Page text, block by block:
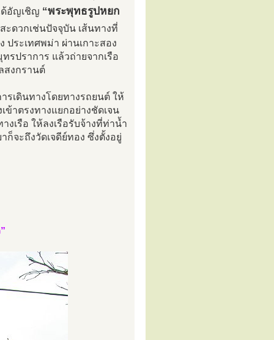
ด้อัญเชิญ “พระพุทธรูปหยก
ะดวกเช่นปัจจุบัน เส้นทางที่
ประเทศพม่า ผ่านเกาะสอง
รปราการ แล้วถ่ายจากเรือ
สงกรานต์
รเดินทางโดยทางรถยนต์ ให้
าตรงทางแยกอย่างชัดเจน
เรือ ให้ลงเรือรับจ้างที่ท่าน้ำ
จะถึงวัดเจดีย์ทอง ซึ่งตั้งอยู่